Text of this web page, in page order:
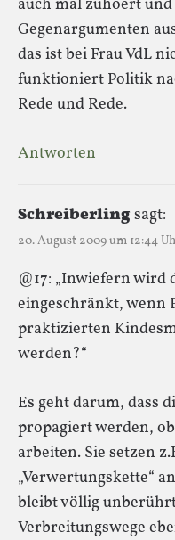
auch mal zuhoert
Gegenargumenten
das ist bei Frau VdL
funktioniert Politik
Rede und Rede.
Antworten
Schreiberlingsagt:
20. August 2009 um 12:44
@17: „Inwiefern
eingeschränkt, wenn
praktizierten
werden?“
Es geht darum, dass
propagiert werden,
arbeiten. Sie setzen
„Verwertungskette“
bleibt völlig
Verbreitungswege